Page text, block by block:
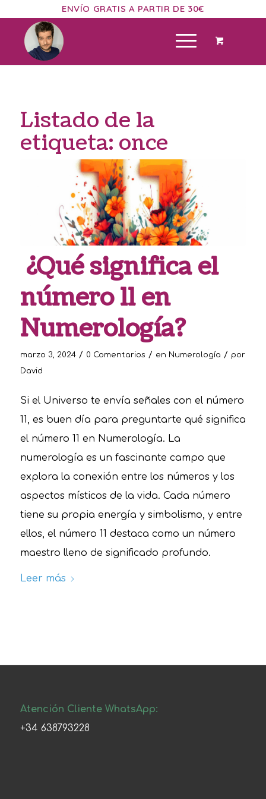
ENVÍO GRATIS A PARTIR DE 30€
Listado de la
etiqueta: once
¿Qué significa el
número 11 en
Numerología?
marzo 3, 2024 / 0 Comentarios / en Numerología / por
David
Si el Universo te envía señales con el número
11, es buen día para preguntarte qué significa
el número 11 en Numerología. La
numerología es un fascinante campo que
explora la conexión entre los números y los
aspectos místicos de la vida. Cada número
tiene su propia energía y simbolismo, y entre
ellos, el número 11 destaca como un número
maestro lleno de significado profundo.
Leer más
Atención Cliente WhatsApp:
+34 638793228